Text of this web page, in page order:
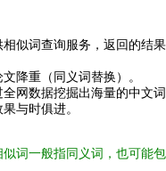
似词查询服务，返回的结果
降重（同义词替换）。
网数据挖掘出海量的中文词
与时俱进。
词一般指同义词，也可能包